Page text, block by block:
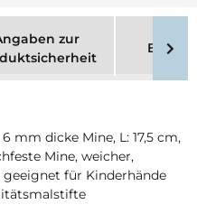
zur
mm dicke Mine, L: 17,5 cm,
Mine, weicher,
für Kinderhände